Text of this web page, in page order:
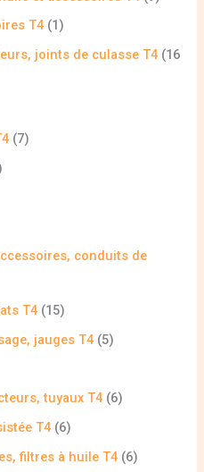
T4 1
joints de culasse T4 16
7
conduits de
T4 15
jauges T4 5
tuyaux T4 6
T4 6
filtres à huile T4 6